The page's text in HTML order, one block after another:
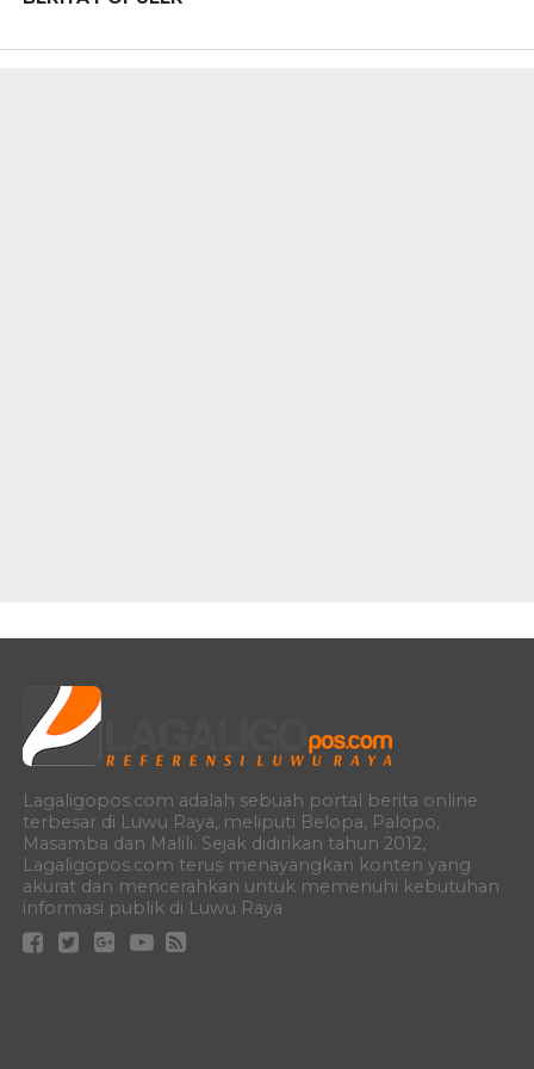
Lagaligopos.com adalah sebuah portal berita online
terbesar di Luwu Raya, meliputi Belopa, Palopo,
Masamba dan Malili. Sejak didirikan tahun 2012,
Lagaligopos.com terus menayangkan konten yang
akurat dan mencerahkan untuk memenuhi kebutuhan
informasi publik di Luwu Raya